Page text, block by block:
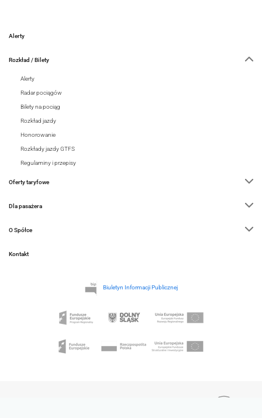
Alerty
Rozkład / Bilety
Alerty
Radar pociągów
Bilety na pociąg
Rozkład jazdy
Honorowanie
Rozkłady jazdy GTFS
Regulaminy i przepisy
Oferty taryfowe
Dla pasażera
O Spółce
Kontakt
Biuletyn Informacji Publicznej